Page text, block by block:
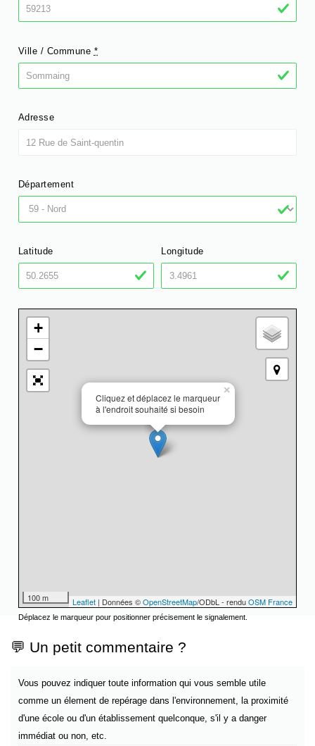
Ville / Commune *
Adresse
Département
Latitude Longitude
Cliquez et déplacez le marqueur
à l'endroit souhaité si besoin
×
+
−
100 m Leaflet | Données ©OpenStreetMap/ODbL - renduOSM France
Déplacez le marqueur pour positionner précisement le signalement.
💬 Un petit commentaire ?
Vous pouvez indiquer toute information qui vous semble utile
comme un élement de repérage dans l'environnement, la proximité
d'une école ou d'un établissement quelconque, s'il y a danger
immédiat ou non, etc.